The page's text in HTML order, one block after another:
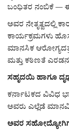
ಬಂಧಿತರ ನಂಬಿಕೆ — ಈ
ಅವರ ನೇತೃತ್ವದಲ್ಲಿ
ಕಾರ್ಯಕ್ರಮಗಳು
ಮಾನಸಿಕ
ಮತ್ತು ಕಠಿಣತೆ
ಸಹೃದಯಿ ಹಾಗೂ
ಕರ್ನಾಟಕದ ವಿವಿಧ
ಅವರು ಎಲ್ಲೆಡೆ
ಅವರ